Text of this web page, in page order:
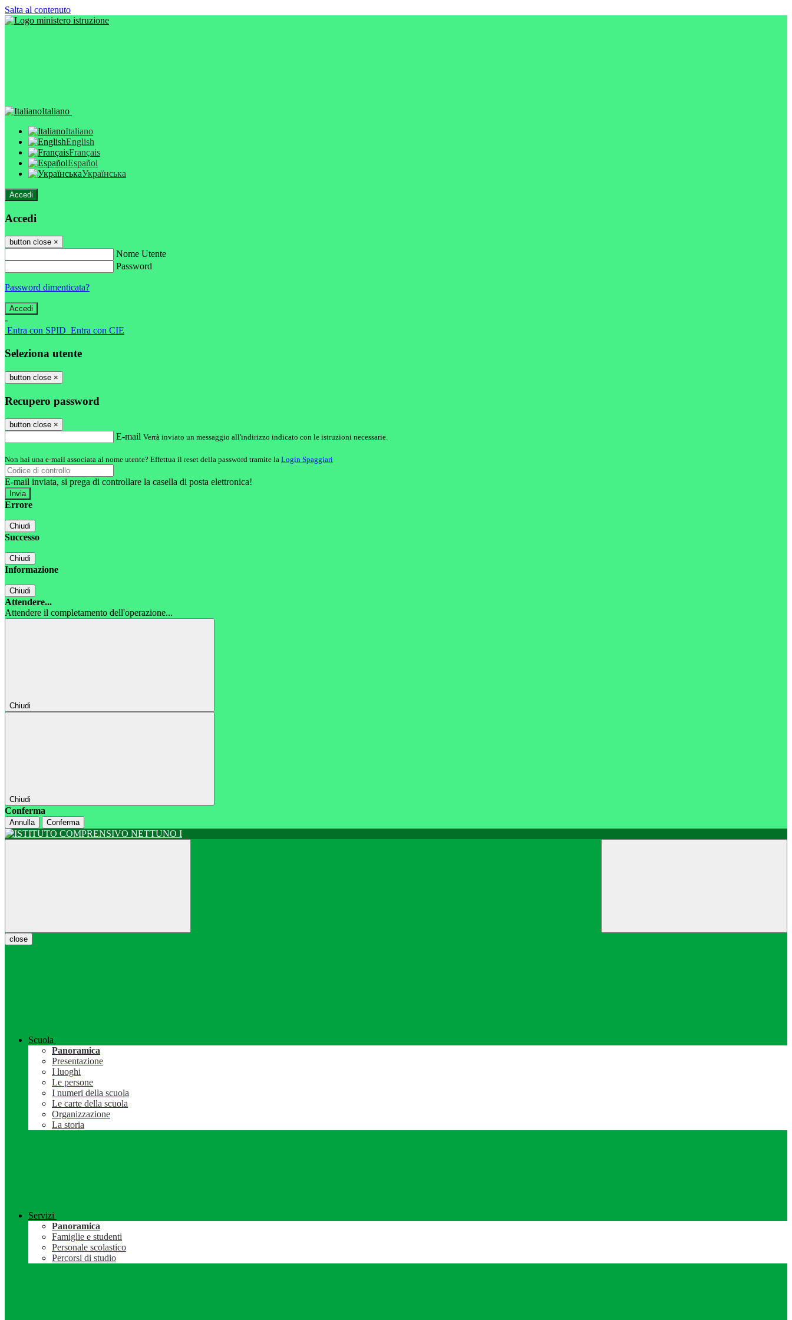
Salta al contenuto
Italiano
Italiano
English
Français
Español
Українська
Accedi
Accedi
button close ×
Nome Utente
Password
Password dimenticata?
-
Entra con SPID Entra con CIE
Seleziona utente
button close ×
Recupero password
button close ×
E-mail Verrà inviato un messaggio all'indirizzo indicato con le istruzioni necessarie.
Non hai una e-mail associata al nome utente? Effettua il reset della password tramite la Login Spaggiari
E-mail inviata, si prega di controllare la casella di posta elettronica!
Errore
Chiudi
Successo
Chiudi
Informazione
Chiudi
Attendere...
Attendere il completamento dell'operazione...
Chiudi
Chiudi
Conferma
Annulla Conferma
close
Scuola
Panoramica
Presentazione
I luoghi
Le persone
I numeri della scuola
Le carte della scuola
Organizzazione
La storia
Servizi
Panoramica
Famiglie e studenti
Personale scolastico
Percorsi di studio